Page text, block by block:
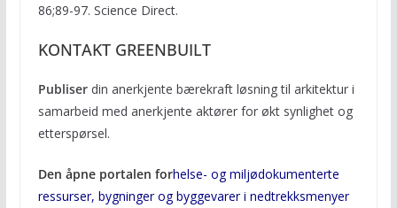
86;89-97. Science Direct.
KONTAKT GREENBUILT
Publiserdin anerkjente bærekraft løsning til arkitektur i
samarbeid med anerkjente aktører for økt synlighet og
etterspørsel.
Den åpne portalen forhelse- og miljødokumenterte
ressurser, bygninger og byggevarer i nedtrekksmenyer